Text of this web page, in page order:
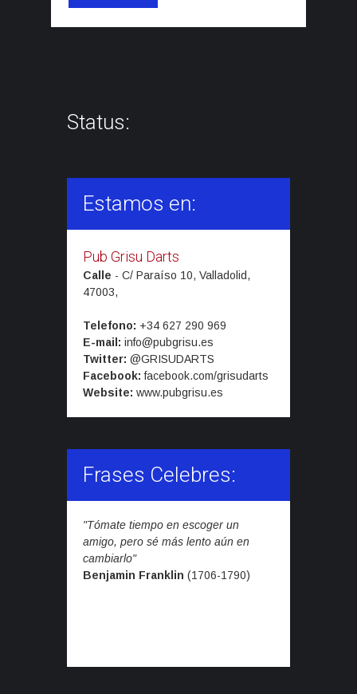
Status:
Estamos en:
Pub Grisu Darts
Calle - C/ Paraíso 10, Valladolid,
47003,
Telefono: +34 627 290 969
E-mail: info@pubgrisu.es
Twitter: @GRISUDARTS
Facebook: facebook.com/grisudarts
Website: www.pubgrisu.es
Frases Celebres:
"Tómate tiempo en escoger un
amigo, pero sé más lento aún en
cambiarlo"
Benjamin Franklin (1706-1790)